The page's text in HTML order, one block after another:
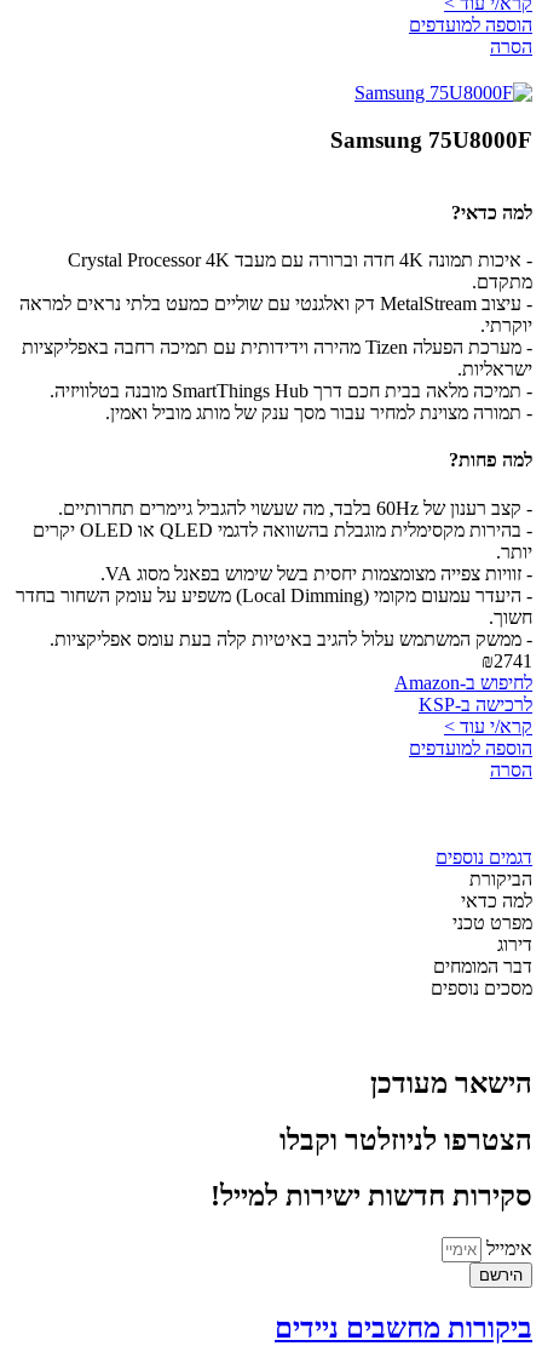
הוספה למועדפים
הסרה
Samsung 75U8000F
למה כדאי?
- איכות תמונה 4K חדה וברורה עם מעבד Crystal Processor 4K
מתקדם.
- עיצוב MetalStream דק ואלגנטי עם שוליים כמעט בלתי נראים למראה
יוקרתי.
- מערכת הפעלה Tizen מהירה וידידותית עם תמיכה רחבה באפליקציות
ישראליות.
- תמיכה מלאה בבית חכם דרך SmartThings Hub מובנה בטלוויזיה.
- תמורה מצוינת למחיר עבור מסך ענק של מותג מוביל ואמין.
למה פחות?
- קצב רענון של 60Hz בלבד, מה שעשוי להגביל גיימרים תחרותיים.
- בהירות מקסימלית מוגבלת בהשוואה לדגמי QLED או OLED יקרים
יותר.
- זוויות צפייה מצומצמות יחסית בשל שימוש בפאנל מסוג VA.
- היעדר עמעום מקומי (Local Dimming) משפיע על עומק השחור בחדר
חשוך.
- ממשק המשתמש עלול להגיב באיטיות קלה בעת עומס אפליקציות.
₪2741
לחיפוש ב-Amazon
לרכישה ב-KSP
קרא/י עוד >
הוספה למועדפים
הסרה
דגמים נוספים
הביקורת
למה כדאי
מפרט טכני
דירוג
דבר המומחים
מסכים נוספים
הישאר מעודכן
הצטרפו לניוזלטר וקבלו
סקירות חדשות ישירות למייל!
אימייל
הירשם
ביקורות מחשבים ניידים